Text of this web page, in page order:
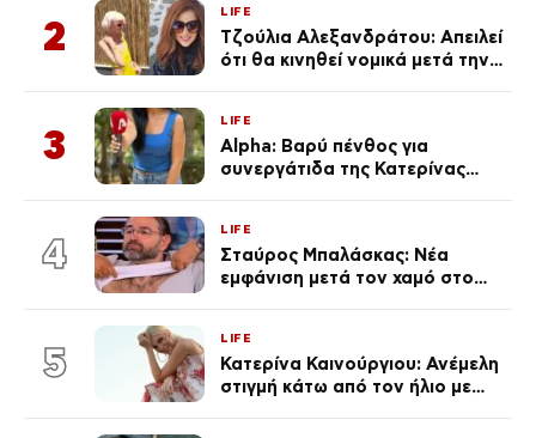
2
LIFE
Τζούλια Αλεξανδράτου: Απειλεί
ότι θα κινηθεί νομικά μετά την
3
LIFE
Alpha: Βαρύ πένθος για
συνεργάτιδα της Κατερίνας
του Θεού»
4
LIFE
Σταύρος Μπαλάσκας: Νέα
εμφάνιση μετά τον χαμό στο
5
LIFE
Κατερίνα Καινούργιου: Ανέμελη
στιγμή κάτω από τον ήλιο με